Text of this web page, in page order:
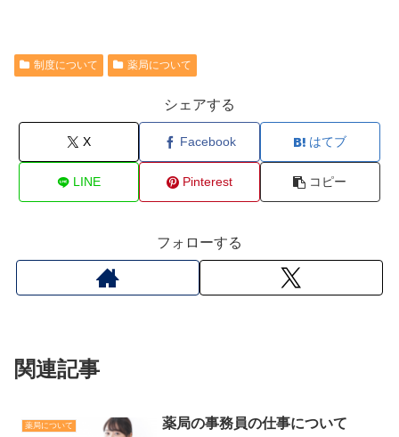
制度について 薬局について
シェアする
X Facebook はてブ
LINE Pinterest コピー
フォローする
関連記事
薬局について 薬局の事務員の仕事について